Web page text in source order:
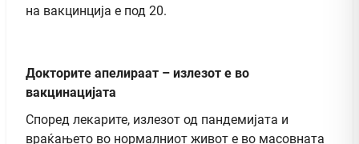
на вакцинција е под 20.
Докторите апелираат – излезот е во
вакцинацијата
Според лекарите, излезот од пандемијата и
враќањето во нормалниот живот е во масовната